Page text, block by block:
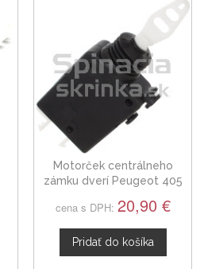
Motorček centrálneho
zámku dverí Peugeot 405
cena s DPH: 20,90 €
Pridať do košíka